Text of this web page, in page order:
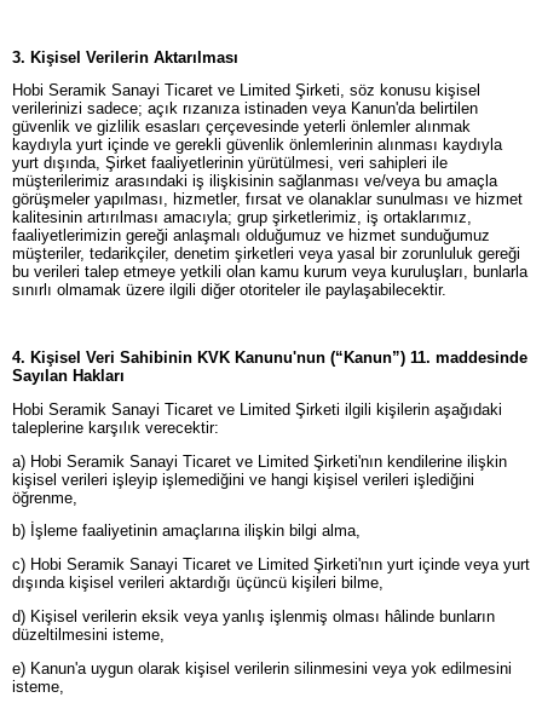
3. Kişisel Verilerin Aktarılması
Hobi Seramik Sanayi Ticaret ve Limited Şirketi, söz konusu kişisel
verilerinizi sadece; açık rızanıza istinaden veya Kanun'da belirtilen
güvenlik ve gizlilik esasları çerçevesinde yeterli önlemler alınmak
kaydıyla yurt içinde ve gerekli güvenlik önlemlerinin alınması kaydıyla
yurt dışında, Şirket faaliyetlerinin yürütülmesi, veri sahipleri ile
müşterilerimiz arasındaki iş ilişkisinin sağlanması ve/veya bu amaçla
görüşmeler yapılması, hizmetler, fırsat ve olanaklar sunulması ve hizmet
kalitesinin artırılması amacıyla; grup şirketlerimiz, iş ortaklarımız,
faaliyetlerimizin gereği anlaşmalı olduğumuz ve hizmet sunduğumuz
müşteriler, tedarikçiler, denetim şirketleri veya yasal bir zorunluluk gereği
bu verileri talep etmeye yetkili olan kamu kurum veya kuruluşları, bunlarla
sınırlı olmamak üzere ilgili diğer otoriteler ile paylaşabilecektir.
4. Kişisel Veri Sahibinin KVK Kanunu'nun (“Kanun”) 11. maddesinde
Sayılan Hakları
Hobi Seramik Sanayi Ticaret ve Limited Şirketi ilgili kişilerin aşağıdaki
taleplerine karşılık verecektir:
a) Hobi Seramik Sanayi Ticaret ve Limited Şirketi'nın kendilerine ilişkin
kişisel verileri işleyip işlemediğini ve hangi kişisel verileri işlediğini
öğrenme,
b) İşleme faaliyetinin amaçlarına ilişkin bilgi alma,
c) Hobi Seramik Sanayi Ticaret ve Limited Şirketi'nın yurt içinde veya yurt
dışında kişisel verileri aktardığı üçüncü kişileri bilme,
d) Kişisel verilerin eksik veya yanlış işlenmiş olması hâlinde bunların
düzeltilmesini isteme,
e) Kanun'a uygun olarak kişisel verilerin silinmesini veya yok edilmesini
isteme,